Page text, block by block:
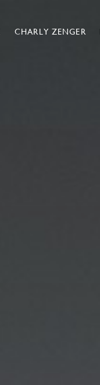
CHARLY ZENGER